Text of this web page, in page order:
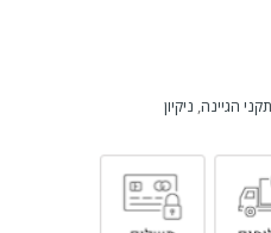
הגיינה, ניקיון